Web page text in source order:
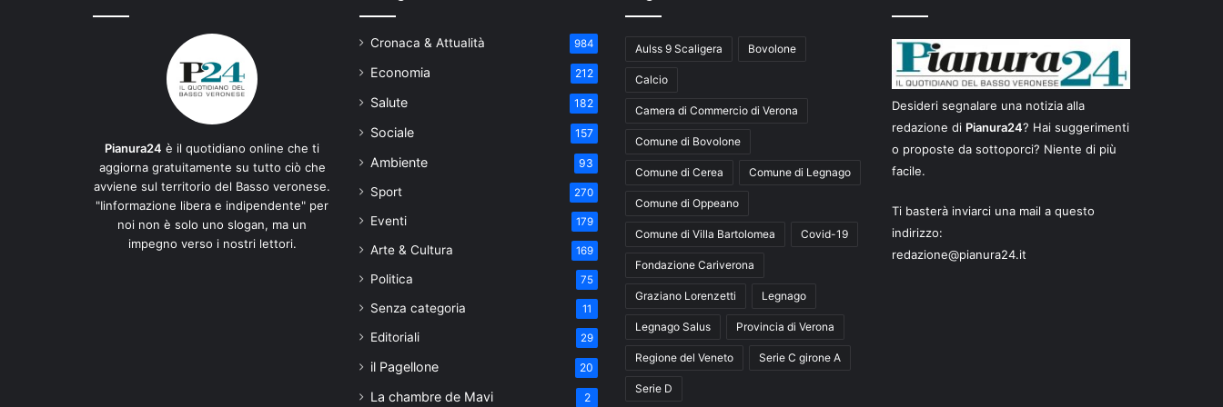
Pianura24 è il quotidiano online che ti
aggiorna gratuitamente su tutto ciò che
avviene sul territorio del Basso veronese.
"Iinformazione libera e indipendente" per
noi non è solo uno slogan, ma un
impegno verso i nostri lettori.
Cronaca & Attualità 984
Economia 212
Salute 182
Sociale 157
Ambiente 93
Sport 270
Eventi 179
Arte & Cultura 169
Politica 75
Senza categoria 11
Editoriali 29
il Pagellone 20
La chambre de Mavi 2
Aulss 9 Scaligera Bovolone
Calcio
Camera di Commercio di Verona
Comune di Bovolone
Comune di Cerea Comune di Legnago
Comune di Oppeano
Comune di Villa Bartolomea Covid-19
Fondazione Cariverona
Graziano Lorenzetti Legnago
Legnago Salus Provincia di Verona
Regione del Veneto Serie C girone A
Serie D
Desideri segnalare una notizia alla
redazione di Pianura24? Hai suggerimenti
o proposte da sottoporci? Niente di più
facile.
Ti basterà inviarci una mail a questo
indirizzo:
redazione@pianura24.it